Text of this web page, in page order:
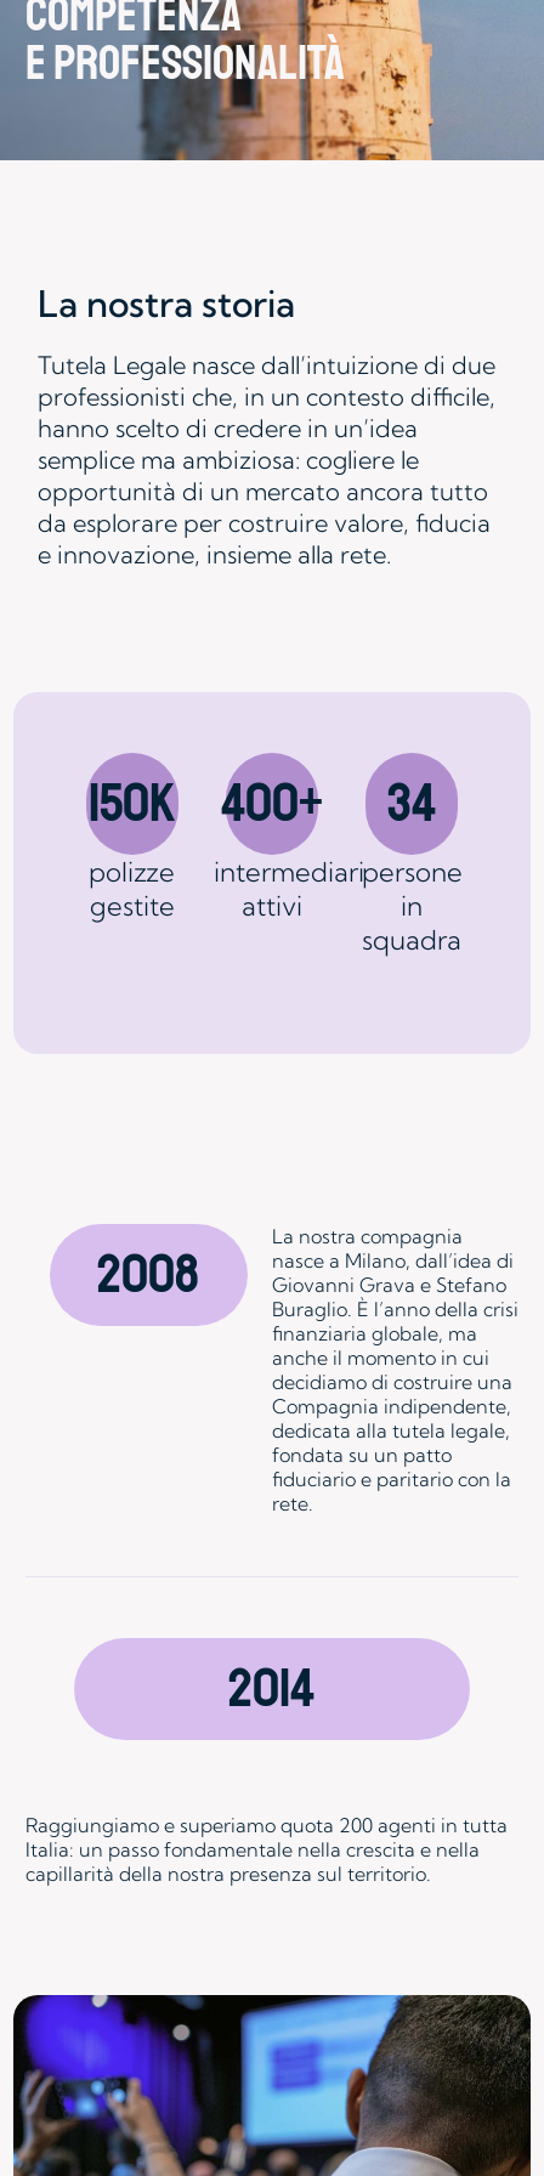
COMPETENZA
E PROFESSIONALITÀ
La nostra storia
Tutela Legale nasce dall’intuizione di due
professionisti che, in un contesto difficile,
hanno scelto di credere in un’idea
semplice ma ambiziosa: cogliere le
opportunità di un mercato ancora tutto
da esplorare per costruire valore, fiducia
e innovazione, insieme alla rete.
150k
polizze
gestite
400+
intermediari
attivi
34
persone
in
squadra
2008
La nostra compagnia
nasce a Milano, dall’idea di
Giovanni Grava e Stefano
Buraglio. È l’anno della crisi
finanziaria globale, ma
anche il momento in cui
decidiamo di costruire una
Compagnia indipendente,
dedicata alla tutela legale,
fondata su un patto
fiduciario e paritario con la
rete.
Raggiungiamo e superiamo quota 200 agenti in tutta
Italia: un passo fondamentale nella crescita e nella
capillarità della nostra presenza sul territorio.
2014